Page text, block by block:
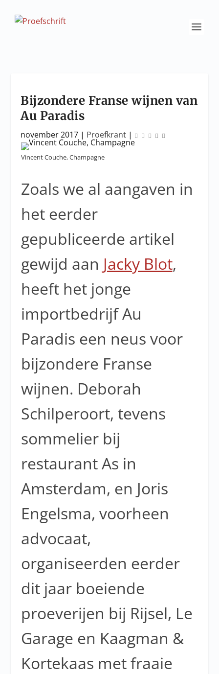
Bijzondere Franse wijnen van
Au Paradis
november 2017 | Proefkrant |
Vincent Couche, Champagne
Zoals we al aangaven in
het eerder
gepubliceerde artikel
gewijd aan Jacky Blot,
heeft het jonge
importbedrijf Au
Paradis een neus voor
bijzondere Franse
wijnen. Deborah
Schilperoort, tevens
sommelier bij
restaurant As in
Amsterdam, en Joris
Engelsma, voorheen
advocaat,
organiseerden eerder
dit jaar boeiende
proeverijen bij Rijsel, Le
Garage en Kaagman &
Kortekaas met fraaie